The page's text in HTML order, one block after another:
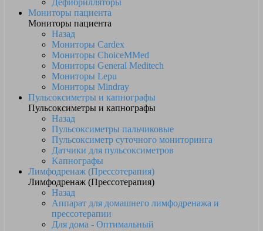
Дефибрилляторы
Мониторы пациента
Мониторы пациента
Назад
Мониторы Cardex
Мониторы ChoiceMMed
Мониторы General Meditech
Мониторы Lepu
Мониторы Mindray
Пульсоксиметры и капнографы
Пульсоксиметры и капнографы
Назад
Пульсоксиметры пальчиковые
Пульсоксиметр суточного мониторинга
Датчики для пульсоксиметров
Kапнографы
Лимфодренаж (Прессотерапия)
Лимфодренаж (Прессотерапия)
Назад
Аппарат для домашнего лимфодренажа и
прессотерапии
Для дома - Оптимальный